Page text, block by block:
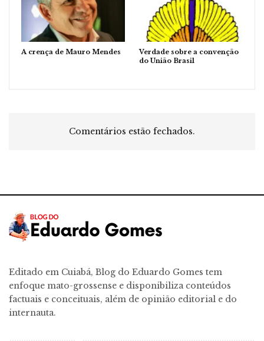
A crença de Mauro Mendes
Verdade sobre a convenção
do União Brasil
Comentários estão fechados.
Editado em Cuiabá, Blog do Eduardo Gomes tem
enfoque mato-grossense e disponibiliza conteúdos
factuais e conceituais, além de opinião editorial e do
internauta.